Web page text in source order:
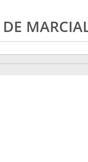
DE